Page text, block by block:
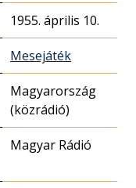
1955. április 10.
Mesejáték
Magyarország
(közrádió)
Magyar Rádió